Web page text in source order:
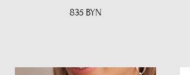
835 BYN